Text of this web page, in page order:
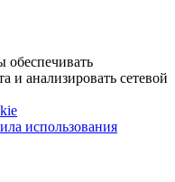
и анализировать сетевой
использования